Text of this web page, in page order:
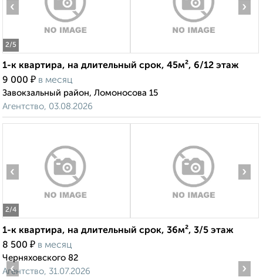
2/5
‹ ›
1-к квартира, на длительный срок, 45м², 6/12 этаж
9 000 ₽ в месяц
Завокзальный район, Ломоносова 15
Агентство, 03.08.2026
2/4
‹ ›
1-к квартира, на длительный срок, 36м², 3/5 этаж
8 500 ₽ в месяц
Черняховского 82
Агентство, 31.07.2026
‹ ›